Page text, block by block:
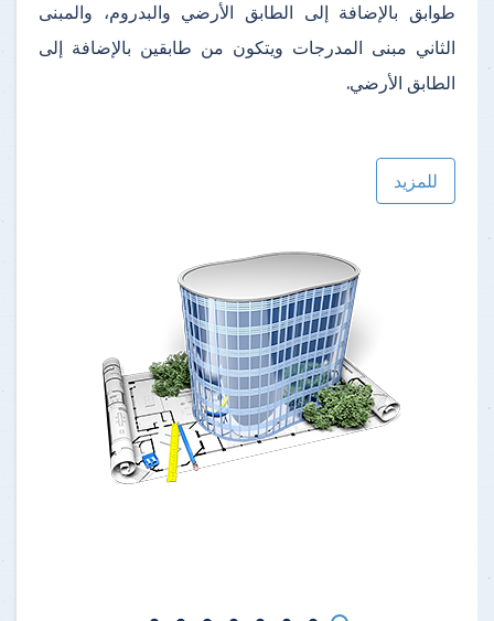
طوابق بالإضافة إلى الطابق الأرضي والبدروم، والمبنى
الثاني مبنى المدرجات ويتكون من طابقين بالإضافة إلى
الطابق الأرضي.
للمزيد